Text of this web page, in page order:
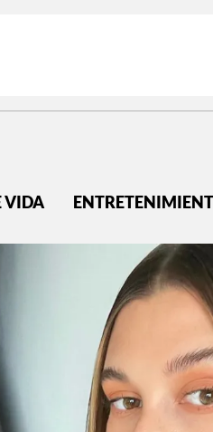
VIDA